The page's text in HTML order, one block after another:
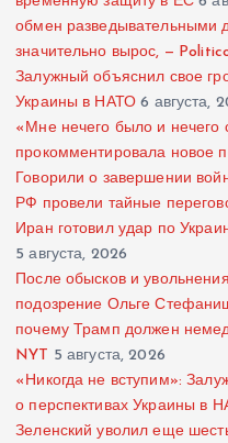
обмен
значительно вырос, —
Залужный объяснил свое
Украины в НАТО 6 августа,
«Мне нечего было и
прокомментировала новое
Говорили о завершении
РФ провели тайные
Иран готовил удар по
5 августа, 2026
После обысков и
подозрение Ольге
почему Трамп должен
NYT 5 августа, 2026
«Никогда не вступим»:
о перспективах Украины в
Зеленский уволил еще